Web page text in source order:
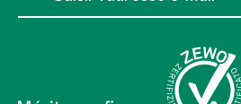
Les champs marqués d'un astérisque (*)